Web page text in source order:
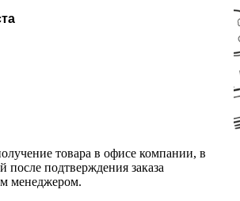
товара в офисе компании, в
после подтверждения заказа
менеджером.